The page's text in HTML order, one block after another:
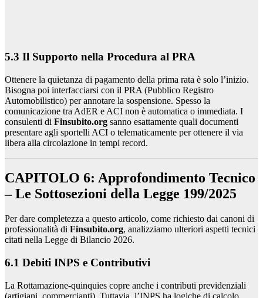
5.3 Il Supporto nella Procedura al PRA
Ottenere la quietanza di pagamento della prima rata è solo l’inizio.
Bisogna poi interfacciarsi con il PRA (Pubblico Registro
Automobilistico) per annotare la sospensione. Spesso la
comunicazione tra AdER e ACI non è automatica o immediata. I
consulenti di Finsubito.org sanno esattamente quali documenti
presentare agli sportelli ACI o telematicamente per ottenere il via
libera alla circolazione in tempi record.
CAPITOLO 6: Approfondimento Tecnico
– Le Sottosezioni della Legge 199/2025
Per dare completezza a questo articolo, come richiesto dai canoni di
professionalità di Finsubito.org, analizziamo ulteriori aspetti tecnici
citati nella Legge di Bilancio 2026.
6.1 Debiti INPS e Contributivi
La Rottamazione-quinquies copre anche i contributi previdenziali
(artigiani, commercianti). Tuttavia, l’INPS ha logiche di calcolo